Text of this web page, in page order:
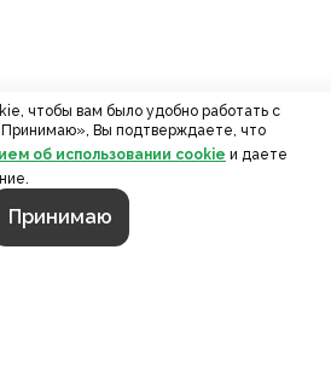
чтобы вам было удобно работать с
Вы подтверждаете, что
об использовании cookie и даете
Принимаю